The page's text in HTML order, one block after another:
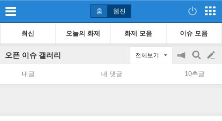
홈 웹진
최신 오늘의 화제 화제 모음 이슈 모음
오픈 이슈 갤러리 전체보기
공
지
on/off
검
색
글
쓰
내글 내 댓글 10추글